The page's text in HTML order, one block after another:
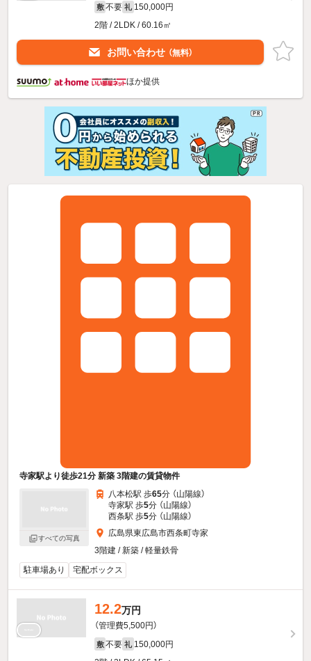
敷 不要 礼 150,000円
2階 / 2LDK / 60.16㎡
お問い合わせ （無料）
ほか提供
寺家駅より徒歩21分 新築 3階建の賃貸物件
すべての写真
八本松駅 歩65分 （山陽線）
寺家駅 歩5分 （山陽線）
西条駅 歩5分 （山陽線）
広島県東広島市西条町寺家
3階建 / 新築 / 軽量鉄骨
駐車場あり
宅配ボックス
12.2万円
（管理費5,500円）
敷 不要 礼 150,000円